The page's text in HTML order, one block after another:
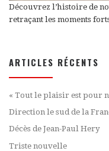
Découvrez l’histoire de
retraçant les moments
ARTICLES RÉCENTS
« Tout le plaisir est pour
Direction le sud de la
Décès de Jean-Paul Hery
Triste nouvelle